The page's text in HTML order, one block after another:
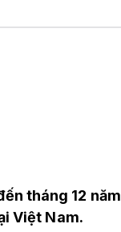
tháng 12 năm
Việt Nam.